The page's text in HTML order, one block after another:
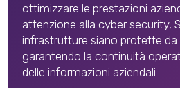
ottimizzare le prestazioni
attenzione alla cyber security,
infrastrutture siano protette
garantendo la continuità
delle informazioni aziendali.